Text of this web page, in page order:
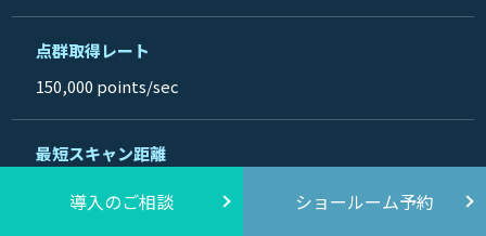
点群取得レート
150,000 points/sec
最短スキャン距離
約 50cm からスキャン可能。50cm～10mの範囲でも約
2cm精度を想定。
導入のご相談 ショールーム予約